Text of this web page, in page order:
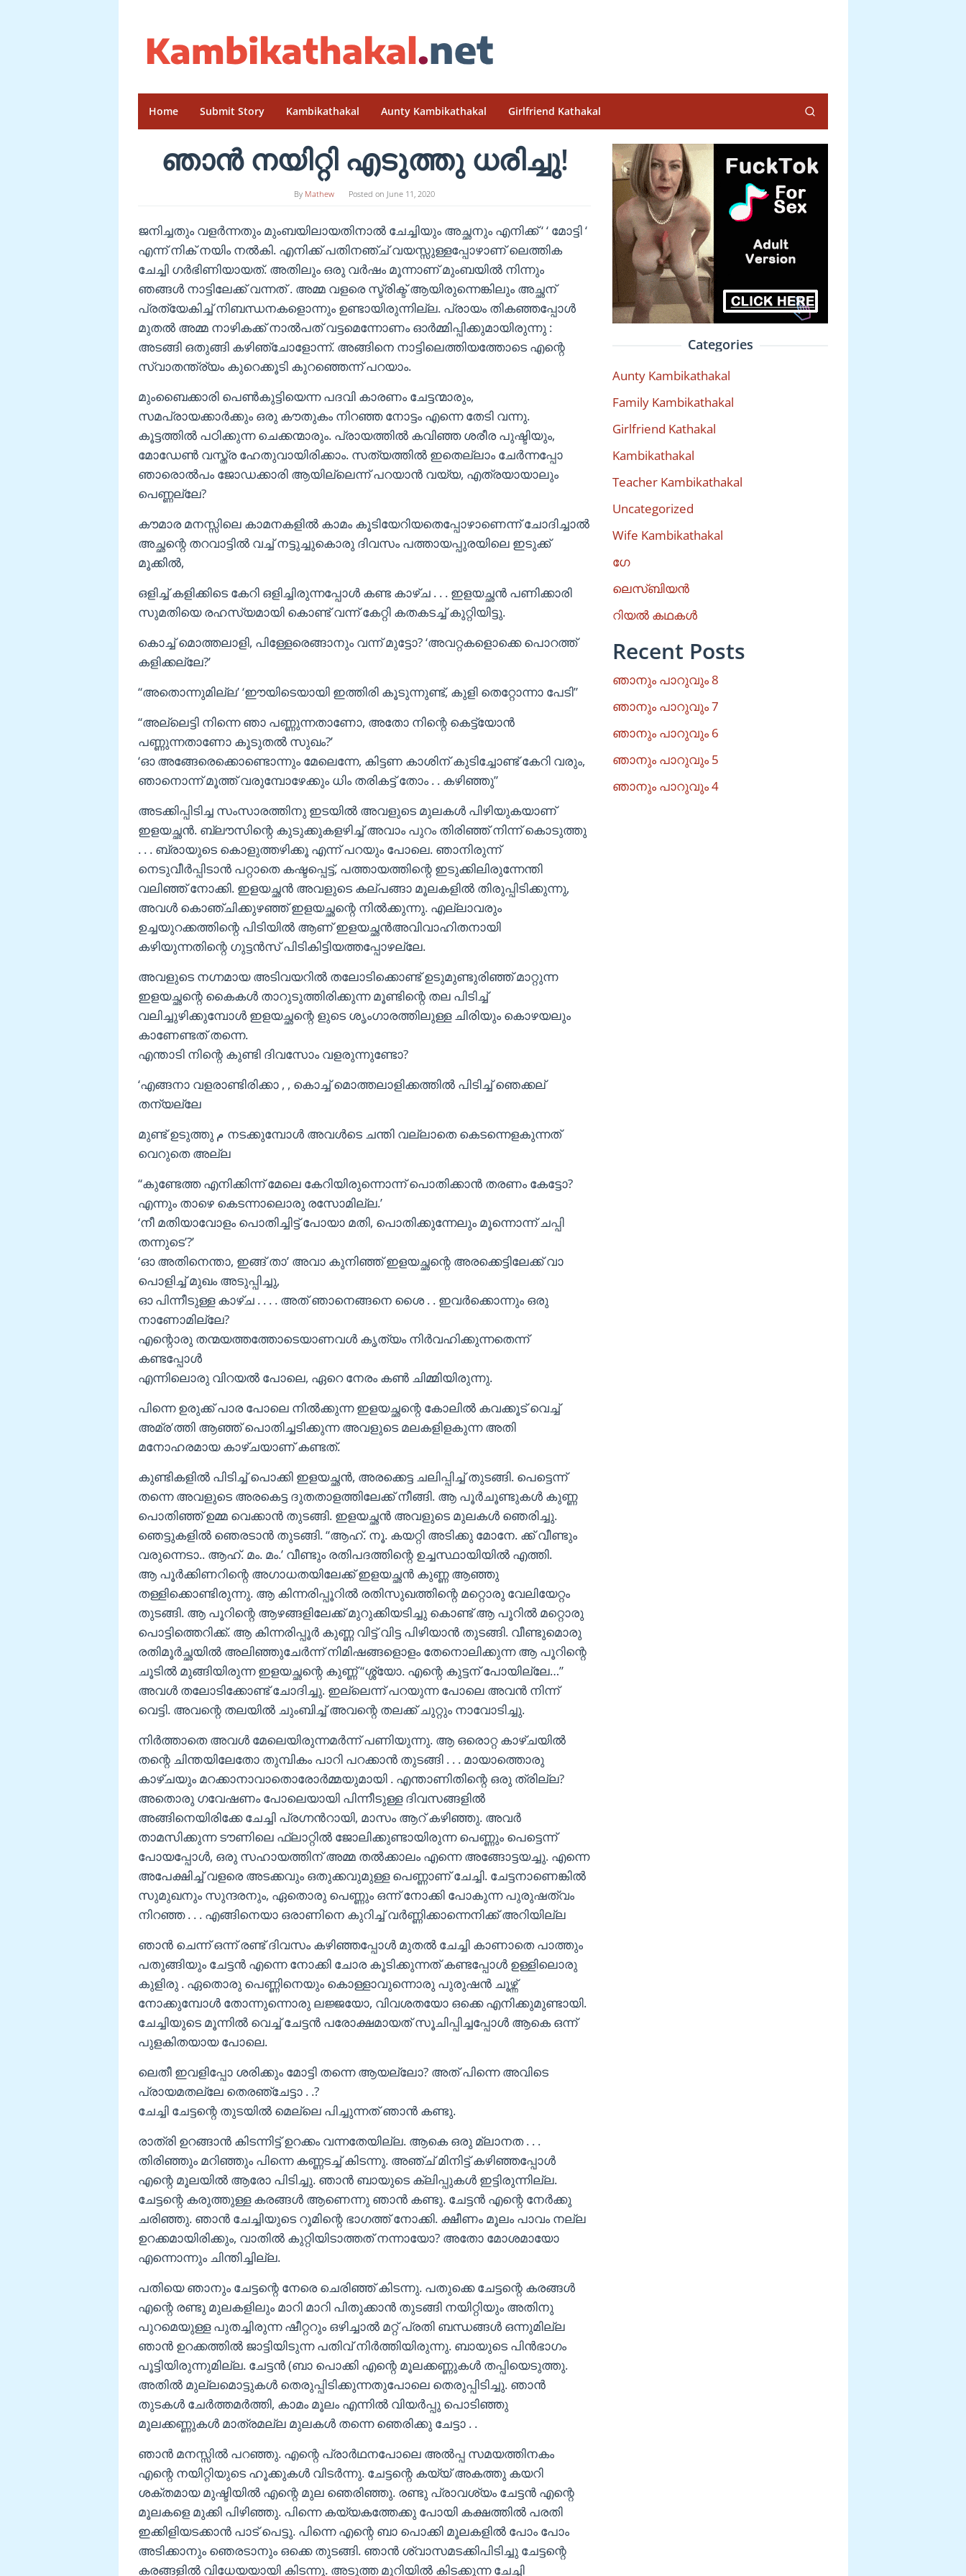
content
Home Submit Story Kambikathakal Aunty Kambikathakal Girlfriend Kathakal
ഞാൻ നയിറ്റി എടുത്തു ധരിച്ചു!
By Mathew Posted on June 11, 2020
ജനിച്ചതും വളർന്നതും മുംബയിലായതിനാൽ ചേച്ചിയും അച്ഛനും എനിക്ക് ‘ ‘ മോട്ടി ‘
എന്ന് നിക് നയിം നൽകി. എനിക്ക് പതിനഞ്ച് വയസ്സുള്ളപ്പോഴാണ് ലെത്തിക
ചേച്ചി ഗർഭിണിയായത്. അതിലും ഒരു വർഷം മൂന്നാണ് മുംബയിൽ നിന്നും
ഞങ്ങൾ നാട്ടിലേക്ക് വന്നത് . അമ്മ വളരെ സ്ട്രിക്ട് ആയിരുന്നെങ്കിലും അച്ഛന്
പ്രത്യേകിച്ച് നിബന്ധനകളൊന്നും ഉണ്ടായിരുന്നില്ല. പ്രായം തികഞ്ഞപ്പോൾ
മുതൽ അമ്മ നാഴികക്ക് നാൽപത് വട്ടമെന്നോണം ഓർമ്മിപ്പിക്കുമായിരുന്നു :
അടങ്ങി ഒതുങ്ങി കഴിഞ്ചോളോന്ന്. അങ്ങിനെ നാട്ടിലെത്തിയത്തോടെ എന്റെ
സ്വാതന്ത്ര്യം കുറെക്കൂടി കുറഞ്ഞെന്ന് പറയാം.
മുംബൈക്കാരി പെൺകുട്ടിയെന്ന പദവി കാരണം ചേട്ടന്മാരും,
സമപ്രായക്കാർക്കും ഒരു കൗതുകം നിറഞ്ഞ നോട്ടം എന്നെ തേടി വന്നു.
കൂട്ടത്തിൽ പഠിക്കുന്ന ചെക്കന്മാരും. പ്രായത്തിൽ കവിഞ്ഞ ശരീര പുഷ്ടിയും,
മോഡേൺ വസ്ത്ര ഹേതുവായിരിക്കാം. സത്യത്തിൽ ഇതെല്ലാം ചേർന്നപ്പോ
ഞാരൊൽപം ജോഡക്കാരി ആയില്ലെന്ന് പറയാൻ വയ്യ, എത്രയായാലും
പെണ്ണല്ലേ?
കൗമാര മനസ്സിലെ കാമനകളിൽ കാമം കൂടിയേറിയതെപ്പോഴാണെന്ന് ചോദിച്ചാൽ
അച്ഛന്റെ തറവാട്ടിൽ വച്ച് നട്ടുച്ചുകൊരു ദിവസം പത്തായപ്പുരയിലെ ഇടുക്ക്
മൂക്കിൽ,
ഒളിച്ച് കളിക്കിടെ കേറി ഒളിച്ചിരുന്നപ്പോൾ കണ്ട കാഴ്ച . . . ഇളയച്ഛൻ പണിക്കാരി
സുമതിയെ രഹസ്യമായി കൊണ്ട് വന്ന് കേറ്റി കതകടച്ച് കുറ്റിയിട്ടു.
കൊച്ച് മൊത്തലാളി, പിള്ളേരെങ്ങാനും വന്ന് മുട്ടോ? ‘അവറ്റകളൊക്കെ പൊറത്ത്
കളിക്കല്ലേ?’
“അതൊന്നുമില്ല’ ‘ഈയിടെയായി ഇത്തിരി കൂടുന്നുണ്ട്, കുളി തെറ്റോന്നാ പേടി”
“അല്ലെട്ടി നിന്നെ ഞാ പണ്ണുന്നതാണോ, അതോ നിന്റെ കെട്ട്യോൻ
പണ്ണുന്നതാണോ കൂടുതൽ സുഖം?’
‘ഓ അങ്ങേരെക്കൊണ്ടൊന്നും മേലെന്നേ, കിട്ടണ കാശിന് കുടിച്ചോണ്ട് കേറി വരും,
ഞാനൊന്ന് മൂത്ത് വരുമ്പോഴേക്കും ധിം തരികട്ട് തോം . . കഴിഞ്ഞു”
അടക്കിപ്പിടിച്ച സംസാരത്തിനു ഇടയിൽ അവളുടെ മുലകൾ പിഴിയുകയാണ്
ഇളയച്ഛൻ. ബ്ലൗസിന്റെ കുടുക്കുകളഴിച്ച് അവാം പുറം തിരിഞ്ഞ് നിന്ന് കൊടുത്തു
. . . ബ്രായുടെ കൊളുത്തഴിക്കൂ എന്ന് പറയും പോലെ. ഞാനിരുന്ന്
നെടുവീർപ്പിടാൻ പറ്റാതെ കഷ്ടപ്പെട്ട്, പത്തായത്തിന്റെ ഇടുക്കിലിരുന്നേന്തി
വലിഞ്ഞ് നോക്കി. ഇളയച്ഛൻ അവളുടെ കല്പങ്ങാ മൂലകളിൽ തിരുപ്പിടിക്കുന്നു,
അവൾ കൊഞ്ചിക്കുഴഞ്ഞ് ഇളയച്ഛന്റെ നിൽക്കുന്നു. എല്ലാവരും
ഉച്ചയുറക്കത്തിന്റെ പിടിയിൽ ആണ് ഇളയച്ഛൻഅവിവാഹിതനായി
കഴിയുന്നതിന്റെ ഗുട്ടൻസ് പിടികിട്ടിയത്തപ്പോഴല്ലേ.
അവളുടെ നഗ്നമായ അടിവയറിൽ തലോടിക്കൊണ്ട് ഉടുമുണ്ടുരിഞ്ഞ് മാറ്റുന്ന
ഇളയച്ഛന്റെ കൈകൾ താറുടുത്തിരിക്കുന്ന മൂണ്ടിന്റെ തല പിടിച്ച്
വലിച്ചുഴിക്കുമ്പോൾ ഇളയച്ഛന്റെ ളുടെ ശൃംഗാരത്തിലുള്ള ചിരിയും കൊഴയലും
കാണേണ്ടത് തന്നെ.
എന്താടി നിന്റെ കുണ്ടി ദിവസോം വളരുന്നുണ്ടോ?
‘എങ്ങനാ വളരാണ്ടിരിക്കാ , , കൊച്ച് മൊത്തലാളിക്കത്തിൽ പിടിച്ച് ഞെക്കല്
തന്യല്ലേ
മുണ്ട് ഉടുത്തു م നടക്കുമ്പോൾ അവൾടെ ചന്തി വല്ലാതെ കെടന്നെളകുന്നത്
വെറുതെ അല്ല
“കുണ്ടേത്ത എനിക്കിന്ന് മേലെ കേറിയിരുന്നൊന്ന് പൊതിക്കാൻ തരണം കേട്ടോ?
എന്നും താഴെ കെടന്നാലൊരു രസോമില്ല.’
‘നീ മതിയാവോളം പൊതിച്ചിട്ട് പോയാ മതി, പൊതിക്കുന്നേലും മൂന്നൊന്ന് ചപ്പി
തന്നുടെ’?’
‘ഓ അതിനെന്താ, ഇങ്ങ് താ’ അവാ കുനിഞ്ഞ് ഇളയച്ഛന്റെ അരക്കെട്ടിലേക്ക് വാ
പൊളിച്ച് മുഖം അടുപ്പിച്ചു,
ഓ പിന്നീടുള്ള കാഴ്ച . . . . അത് ഞാനെങ്ങനെ ശൈ . . ഇവർക്കൊന്നും ഒരു
നാണോമില്ലേ?
എന്റൊരു തന്മയത്തത്തോടെയാണവൾ കൃത്യം നിർവഹിക്കുന്നതെന്ന്
കണ്ടപ്പോൾ
എന്നിലൊരു വിറയൽ പോലെ, ഏറെ നേരം കൺ ചിമ്മിയിരുന്നു.
പിന്നെ ഉരുക്ക് പാര പോലെ നിൽക്കുന്ന ഇളയച്ഛന്റെ കോലിൽ കവക്കൂട് വെച്ച്
അമ്ര’ത്തി ആഞ്ഞ് പൊതിച്ചടിക്കുന്ന അവളുടെ മലകളിളകുന്ന അതി
മനോഹരമായ കാഴ്ചയാണ് കണ്ടത്.
കുണ്ടികളിൽ പിടിച്ച് പൊക്കി ഇളയച്ഛൻ, അരക്കെട്ട ചലിപ്പിച്ച് തുടങ്ങി. പെട്ടെന്ന്
തന്നെ അവളുടെ അരകെട്ട ദുതതാളത്തിലേക്ക് നീങ്ങി. ആ പൂർചൂണ്ടുകൾ കുണ്ണ
പൊതിഞ്ഞ് ഉമ്മ വെക്കാൻ തുടങ്ങി. ഇളയച്ഛൻ അവളുടെ മുലകൾ ഞെരിച്ചു.
ഞെട്ടുകളിൽ ഞെരടാൻ തുടങ്ങി. “ആഹ്. നൂ. കയറ്റി അടിക്കു മോനേ. ക്ക് വീണ്ടും
വരുന്നെടാ.. ആഹ്. മം. മം.’ വീണ്ടും രതിപദത്തിന്റെ ഉച്ചസ്ഥായിയിൽ എത്തി.
ആ പൂർക്കിണറിന്റെ അഗാധതയിലേക്ക് ഇളയച്ഛൻ കുണ്ണ ആഞ്ഞു
തള്ളിക്കൊണ്ടിരുന്നു. ആ കിന്നരിപ്പൂറിൽ രതിസുഖത്തിന്റെ മറ്റൊരു വേലിയേറ്റം
തുടങ്ങി. ആ പൂറിന്റെ ആഴങ്ങളിലേക്ക് മുറുക്കിയടിച്ചു കൊണ്ട് ആ പൂറിൽ മറ്റൊരു
പൊട്ടിത്തെറിക്ക്. ആ കിന്നരിപ്പൂർ കുണ്ണ വിട്ട് വിട്ട പിഴിയാൻ തുടങ്ങി. വീണ്ടുമൊരു
രതിമൂർച്ഛയിൽ അലിഞ്ഞുചേർന്ന് നിമിഷങ്ങളൊളം തേനൊലിക്കുന്ന ആ പൂറിന്റെ
ചൂടിൽ മുങ്ങിയിരുന്ന ഇളയച്ഛന്റെ കുണ്ണ് “ശ്ശ്യോ. എന്റെ കുട്ടന് പോയില്ലേ…”
അവൾ തലോടിക്കോണ്ട് ചോദിച്ചു. ഇല്ലെന്ന് പറയുന്ന പോലെ അവൻ നിന്ന്
വെട്ടി. അവന്റെ തലയിൽ ചുംബിച്ച് അവന്റെ തലക്ക് ചുറ്റും നാവോടിച്ചു.
നിർത്താതെ അവൾ മേലെയിരുന്നമർന്ന് പണിയുന്നു. ആ ഒരൊറ്റ കാഴ്ചയിൽ
തന്റെ ചിന്തയിലേതോ തുമ്പികം പാറി പറക്കാൻ തുടങ്ങി . . . മായാത്തൊരു
കാഴ്ചയും മറക്കാനാവാതൊരോർമ്മയുമായി . എന്താണിതിന്റെ ഒരു ത്രില്ല?
അതൊരു ഗവേഷണം പോലെയായി പിന്നീടുള്ള ദിവസങ്ങളിൽ
അങ്ങിനെയിരിക്കേ ചേച്ചി പ്രഗ്നൻറായി, മാസം ആറ് കഴിഞ്ഞു. അവർ
താമസിക്കുന്ന ടൗണിലെ ഫ്ലാറ്റിൽ ജോലിക്കുണ്ടായിരുന്ന പെണ്ണും പെട്ടെന്ന്
പോയപ്പോൾ, ഒരു സഹായത്തിന് അമ്മ തൽക്കാലം എന്നെ അങ്ങോട്ടയച്ചു. എന്നെ
അപേക്ഷിച്ച് വളരെ അടക്കവും ഒതുക്കവുമുള്ള പെണ്ണാണ് ചേച്ചി. ചേട്ടനാണെങ്കിൽ
സുമുഖനും സുന്ദരനും, ഏതൊരു പെണ്ണും ഒന്ന് നോക്കി പോകുന്ന പുരുഷത്വം
നിറഞ്ഞ . . . എങ്ങിനെയാ ഒരാണിനെ കുറിച്ച് വർണ്ണിക്കാന്നെനിക്ക് അറിയില്ല
ഞാൻ ചെന്ന് ഒന്ന് രണ്ട് ദിവസം കഴിഞ്ഞപ്പോൾ മുതൽ ചേച്ചി കാണാതെ പാത്തും
പതുങ്ങിയും ചേട്ടൻ എന്നെ നോക്കി ചോര കൂടിക്കുന്നത് കണ്ടപ്പോൾ ഉള്ളിലൊരു
കുളിരു . ഏതൊരു പെണ്ണിനെയും കൊള്ളാവുന്നൊരു പുരുഷൻ ചൂഴ്ന്ന്
നോക്കുമ്പോൾ തോന്നുന്നൊരു ലജ്ജയോ, വിവശതയോ ഒക്കെ എനിക്കുമുണ്ടായി.
ചേച്ചിയുടെ മൂന്നിൽ വെച്ച് ചേട്ടൻ പരോക്ഷമായത് സൂചിപ്പിച്ചപ്പോൾ ആകെ ഒന്ന്
പുളകിതയായ പോലെ.
ലെതീ ഇവളിപ്പോ ശരിക്കും മോട്ടി തന്നെ ആയല്ലോ? അത് പിന്നെ അവിടെ
പ്രായമതല്ലേ തെരഞ്ചേട്ടാ . .?
ചേച്ചി ചേട്ടന്റെ തുടയിൽ മെല്ലെ പിച്ചുന്നത് ഞാൻ കണ്ടു.
രാത്രി ഉറങ്ങാൻ കിടന്നിട്ട് ഉറക്കം വന്നതേയില്ല. ആകെ ഒരു മ്ലാനത . . .
തിരിഞ്ഞും മറിഞ്ഞും പിന്നെ കണ്ണടച്ച് കിടന്നു. അഞ്ച് മിനിട്ട് കഴിഞ്ഞപ്പോൾ
എന്റെ മൂലയിൽ ആരോ പിടിച്ചു. ഞാൻ ബായുടെ ക്ലിപ്പുകൾ ഇട്ടിരുന്നില്ല.
ചേട്ടന്റെ കരുത്തുള്ള കരങ്ങൾ ആണെന്നു ഞാൻ കണ്ടു. ചേട്ടൻ എന്റെ നേർക്കു
ചരിഞ്ഞു. ഞാൻ ചേച്ചിയുടെ റൂമിന്റെ ഭാഗത്ത് നോക്കി. ക്ഷീണം മൂലം പാവം നല്ല
ഉറക്കമായിരിക്കും, വാതിൽ കുറ്റിയിടാത്തത് നന്നായോ? അതോ മോശമായോ
എന്നൊന്നും ചിന്തിച്ചില്ല.
പതിയെ ഞാനും ചേട്ടന്റെ നേരെ ചെരിഞ്ഞ് കിടന്നു. പതുക്കെ ചേട്ടന്റെ കരങ്ങൾ
എന്റെ രണ്ടു മുലകളിലും മാറി മാറി പിതുക്കാൻ തുടങ്ങി നയിറ്റിയും അതിനു
പുറമെയുള്ള പുതച്ചിരുന്ന ഷീറ്ററും ഒഴിച്ചാൽ മറ്റ് പ്രതി ബന്ധങ്ങൾ ഒന്നുമില്ല
ഞാൻ ഉറക്കത്തിൽ ജാട്ടിയിടുന്ന പതിവ് നിർത്തിയിരുന്നു. ബായുടെ പിൻഭാഗം
പൂട്ടിയിരുന്നുമില്ല. ചേട്ടൻ (ബാ പൊക്കി എന്റെ മൂലക്കണ്ണുകൾ തപ്പിയെടുത്തു.
അതിൽ മുല്ലമൊട്ടുകൾ തെരുപ്പിടിക്കുന്നതുപോലെ തെരുപ്പിടിച്ചു. ഞാൻ
തുടകൾ ചേർത്തമർത്തി, കാമം മൂലം എന്നിൽ വിയർപ്പു പൊടിഞ്ഞു
മൂലക്കണ്ണുകൾ മാത്രമല്ല മുലകൾ തന്നെ ഞെരിക്കു ചേട്ടാ . .
ഞാൻ മനസ്സിൽ പറഞ്ഞു. എന്റെ പ്രാർഥനപോലെ അൽപ്പ സമയത്തിനകം
എന്റെ നയിറ്റിയുടെ ഹൂക്കുകൾ വിടർന്നു. ചേട്ടന്റെ കയ്യ് അകത്തു കയറി
ശക്തമായ മുഷ്ടിയിൽ എന്റെ മുല ഞെരിഞ്ഞു. രണ്ടു പ്രാവശ്യം ചേട്ടൻ എന്റെ
മൂലകളെ മുക്കി പിഴിഞ്ഞു. പിന്നെ കയ്യകത്തേക്കു പോയി കക്ഷത്തിൽ പരതി
ഇക്കിളിയടക്കാൻ പാട് പെട്ടു. പിന്നെ എന്റെ ബാ പൊക്കി മൂലകളിൽ പോം പോം
അടിക്കാനും ഞെരടാനും ഒക്കെ തുടങ്ങി. ഞാൻ ശ്വാസമടക്കിപിടിച്ചു ചേട്ടന്റെ
കരങ്ങളിൽ വിധേയയായി കിടന്നു. അടുത്ത മുറിയിൽ കിടക്കുന്ന ചേച്ചി
Categories
Aunty Kambikathakal
Family Kambikathakal
Girlfriend Kathakal
Kambikathakal
Teacher Kambikathakal
Uncategorized
Wife Kambikathakal
ഗേ
ലെസ്ബിയൻ
റിയൽ കഥകൾ
Recent Posts
ഞാനും പാറുവും 8
ഞാനും പാറുവും 7
ഞാനും പാറുവും 6
ഞാനും പാറുവും 5
ഞാനും പാറുവും 4